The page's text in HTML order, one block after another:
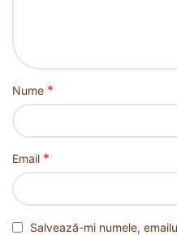
Nume *
Email *
Salvează-mi numele,